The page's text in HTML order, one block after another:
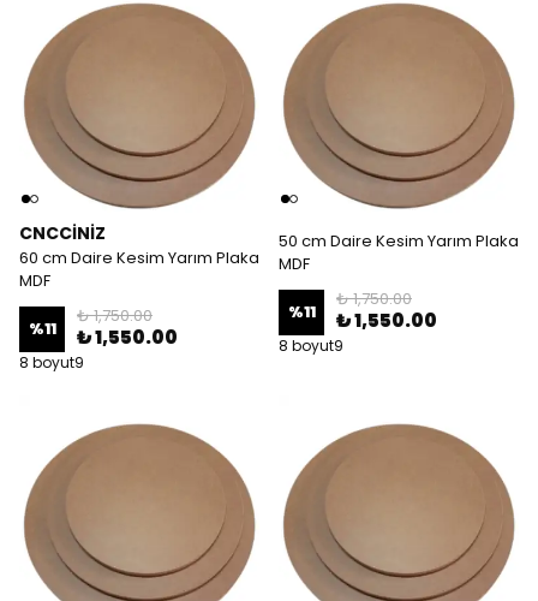
CNCCİNİZ
60 cm Daire Kesim Yarım Plaka
MDF
%11
₺ 1,750.00
₺ 1,550.00
8 boyut9
50 cm Daire Kesim Yarım Plaka
MDF
%11
₺ 1,750.00
₺ 1,550.00
8 boyut9